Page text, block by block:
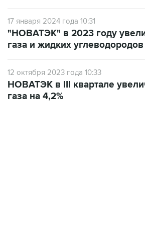
17 января 2024 года 10:31
"НОВАТЭК" в 2023 году
газа и жидких углеводородов
12 октября 2023 года 10:33
НОВАТЭК в III квартале
газа на 4,2%